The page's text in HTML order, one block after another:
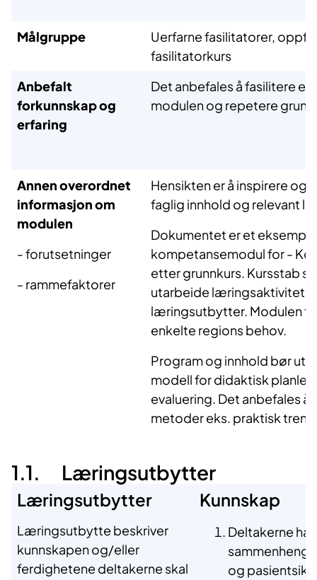
Målgruppe
Uerfarne fasilitatorer,
fasilitatorkurs
Anbefalt
forkunnskap og
erfaring
Det anbefales å fasilitere
modulen og repetere
Annen overordnet
informasjon om
modulen
-forutsetninger
- rammefaktorer
Hensikten er å inspirere og
faglig innhold og relevant
Dokumentet er et
kompetansemodul for -
etter grunnkurs. Kursstab
utarbeide
læringsutbytter. Modulen
enkelte regions behov.
Program og innhold bør
modell for didaktisk
evaluering. Det anbefales
metoder eks. praktisk
1.1. Læringsutbytter
Læringsutbytter
Læringsutbytte beskriver
kunnskapen og/eller
ferdighetene deltakerne skal
Kunnskap
Deltakerne
og